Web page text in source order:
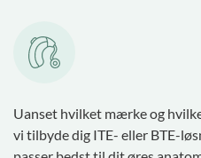
Uanset hvilket mærke og
vi tilbyde dig ITE- eller BTE-